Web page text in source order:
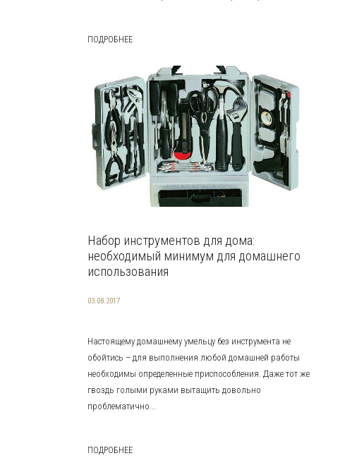
ПОДРОБНЕЕ
Набор инструментов для дома:
необходимый минимум для домашнего
использования
03.08.2017
Настоящему домашнему умельцу без инструмента не
обойтись – для выполнения любой домашней работы
необходимы определенные приспособления. Даже тот же
гвоздь голыми руками вытащить довольно
проблематично...
ПОДРОБНЕЕ